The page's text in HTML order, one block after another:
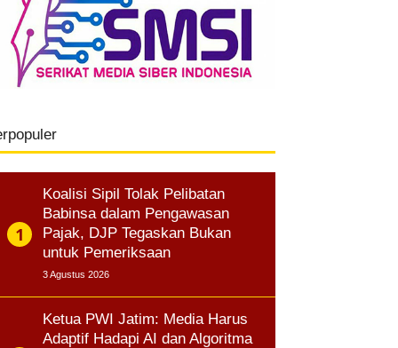
Koalisi Sipil Tolak Pelibatan
Babinsa dalam Pengawasan
Pajak, DJP Tegaskan Bukan
untuk Pemeriksaan
3 Agustus 2026
Ketua PWI Jatim: Media Harus
Adaptif Hadapi AI dan Algoritma